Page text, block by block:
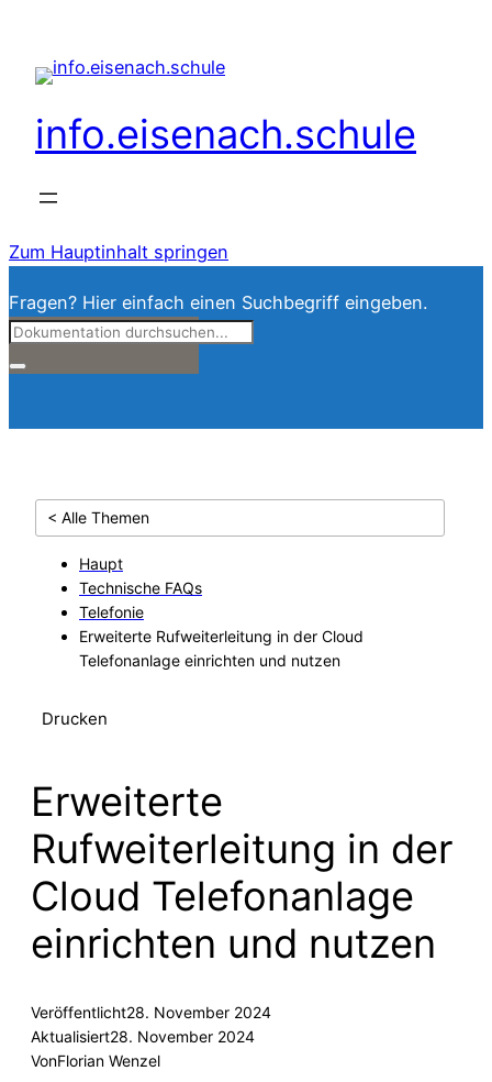
info.eisenach.schule
Zum Hauptinhalt springen
Fragen? Hier einfach einen Suchbegriff eingeben.
< Alle Themen
Haupt
Technische FAQs
Telefonie
Erweiterte Rufweiterleitung in der Cloud
Telefonanlage einrichten und nutzen
Drucken
Erweiterte
Rufweiterleitung in der
Cloud Telefonanlage
einrichten und nutzen
Veröffentlicht28. November 2024
Aktualisiert28. November 2024
VonFlorian Wenzel